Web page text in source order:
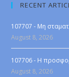
RECENT
107707 - Μη
August 8, 2026
107706 - Η
August 8, 2026